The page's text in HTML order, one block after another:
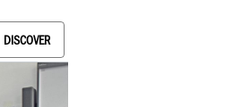
DISCOVER